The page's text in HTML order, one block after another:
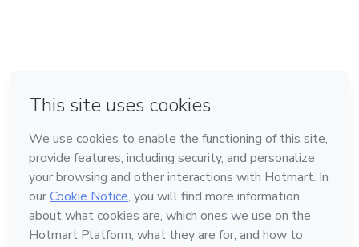
Feito com ❤ na Cidade do México
Conheça a Hotmart
Idioma